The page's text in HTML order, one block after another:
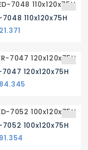
7048 110x120x75H
7047 120x120x75H
7052 100x120x75H